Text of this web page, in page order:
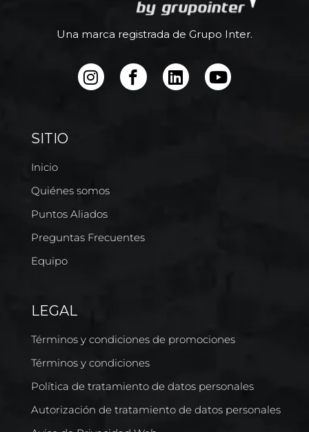
Una marca registrada de Grupo Inter.
SITIO
Inicio
Quiénes somos
Puntos Aliados
Preguntas Frecuentes
Equipo
LEGAL
Términos y condiciones de promociones
Términos y condiciones
Política de tratamiento de datos personales
Autorización de tratamiento de datos personales